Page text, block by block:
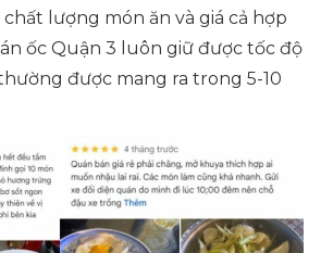
lượng món ăn và giá cả hợp
ốc Quận 3 luôn giữ được tốc độ
được mang ra trong 5-10